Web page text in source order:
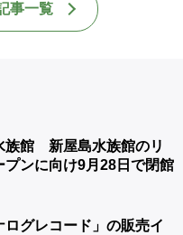
事一覧
族館 新屋島水族館のリ
プンに向け9月28日で閉館
ログレコード」の販売イ